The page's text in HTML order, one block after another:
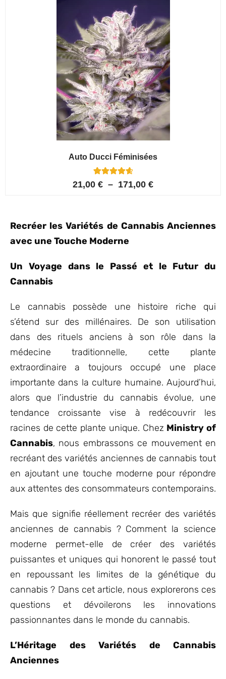
Auto Ducci Féminisées
Noté
4
21,00 € – 171,00 €
Recréer les Variétés de Cannabis Anciennes
avec une Touche Moderne
Un Voyage dans le Passé et le Futur du
Cannabis
Le cannabis possède une histoire riche qui
s’étend sur des millénaires. De son utilisation
dans des rituels anciens à son rôle dans la
médecine traditionnelle, cette plante
extraordinaire a toujours occupé une place
importante dans la culture humaine. Aujourd’hui,
alors que l’industrie du cannabis évolue, une
tendance croissante vise à redécouvrir les
racines de cette plante unique. Chez Ministry of
Cannabis, nous embrassons ce mouvement en
recréant des variétés anciennes de cannabis tout
en ajoutant une touche moderne pour répondre
aux attentes des consommateurs contemporains.
Mais que signifie réellement recréer des variétés
anciennes de cannabis ? Comment la science
moderne permet-elle de créer des variétés
puissantes et uniques qui honorent le passé tout
en repoussant les limites de la génétique du
cannabis ? Dans cet article, nous explorerons ces
questions et dévoilerons les innovations
passionnantes dans le monde du cannabis.
L’Héritage des Variétés de Cannabis
Anciennes